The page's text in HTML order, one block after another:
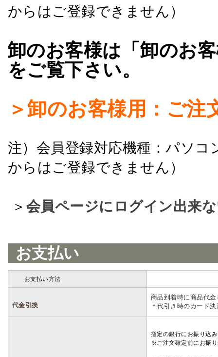
からはご登録できません）
卸のお客様は「卸のお
をご覧下さい。
＞卸のお客様用：ご注
注）会員登録対応機種：パソ
からはご登録できません）
＞ 会員ページにログイン出来
お支払い
お支払い方法
代金引換
商品到着時に商品代
＊代引き時のカード
指定の銀行にお振り込
※ご注文確定前にお振